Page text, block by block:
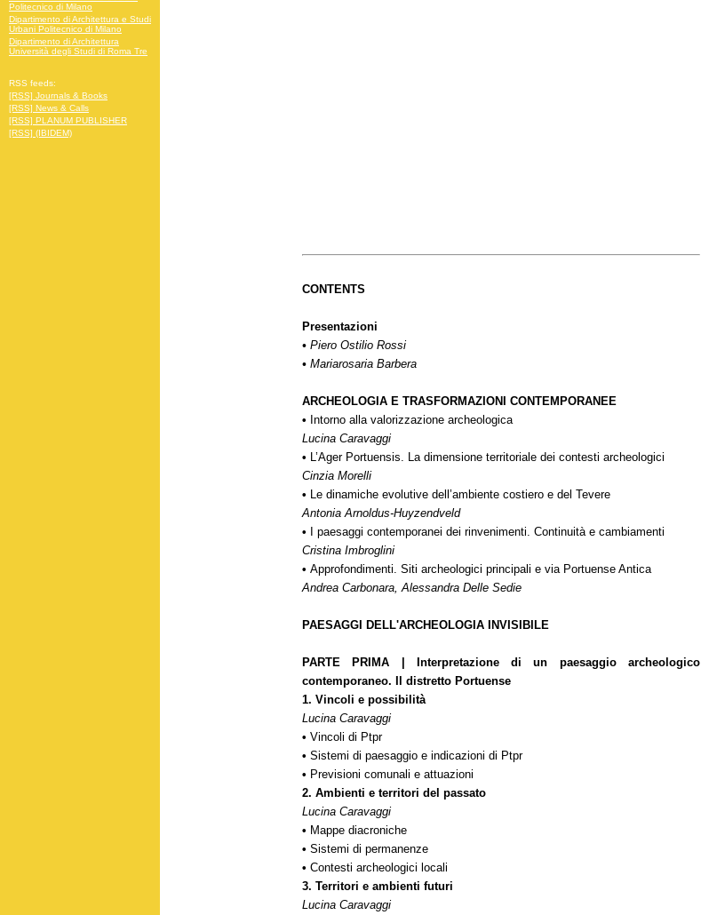
CONTENTS
Presentazioni
• Piero Ostilio Rossi
• Mariarosaria Barbera
ARCHEOLOGIA E TRASFORMAZIONI CONTEMPORANEE
• Intorno alla valorizzazione archeologica
Lucina Caravaggi
•
L’Ager Portuensis. La dimensione territoriale dei contesti archeologici
Cinzia Morelli
•
Le dinamiche evolutive dell’ambiente costiero e del Tevere
Antonia Arnoldus-Huyzendveld
•
I paesaggi contemporanei dei rinvenimenti. Continuità e cambiamenti
Cristina Imbroglini
• Approfondimenti. Siti archeologici principali e via Portuense Antica
Andrea Carbonara, Alessandra Delle Sedie
PAESAGGI DELL'ARCHEOLOGIA INVISIBILE
PARTE PRIMA | Interpretazione di un paesaggio archeologico
contemporaneo. Il distretto Portuense
1. Vincoli e possibilità
Lucina Caravaggi
• Vincoli di Ptpr
• Sistemi di paesaggio e indicazioni di Ptpr
• Previsioni comunali e attuazioni
2. Ambienti e territori del passato
Lucina Caravaggi
• Mappe diacroniche
• Sistemi di permanenze
• Contesti archeologici locali
3. Territori e ambienti futuri
Lucina Caravaggi
Politecnico di Milano
Dipartimento di Architettura e Studi
Urbani Politecnico di Milano
Dipartimento di Architettura
Università degli Studi di Roma Tre
RSS feeds:
[RSS] Journals & Books
[RSS] News & Calls
[RSS] PLANUM PUBLISHER
[RSS] (IBIDEM)